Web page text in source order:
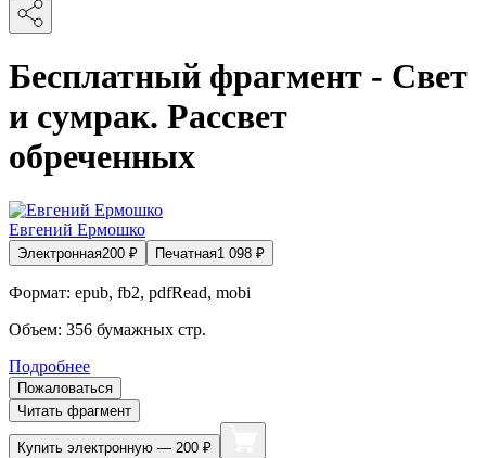
Бесплатный фрагмент - Свет
и сумрак. Рассвет
обреченных
Евгений Ермошко
Электронная200 ₽ Печатная1 098 ₽
Формат: epub, fb2, pdfRead, mobi
Объем: 356 бумажных стр.
Подробнее
Пожаловаться
Читать фрагмент
Купить электронную — 200 ₽